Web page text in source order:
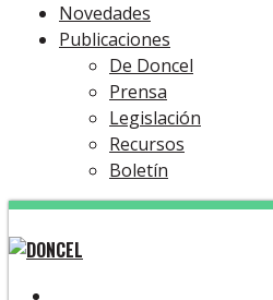
Novedades
Publicaciones
De Doncel
Prensa
Legislación
Recursos
Boletín